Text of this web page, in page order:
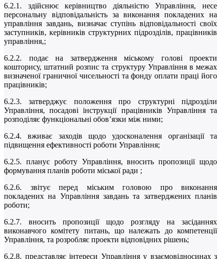
6.2.1. здійснює керівництво діяльністю Управління, несе
персональну відповідальність за виконання покладених на
управління завдань, визначає ступінь відповідальності своїх
заступників, керівників структурних підрозділів, працівників
управління,;
6.2.2. подає на затвердження міському голові проекти
кошторису, штатний розпис та структуру Управління в межах
визначеної граничної чисельності та фонду оплати праці його
працівників;
6.2.3. затверджує положення про структурні підрозділи
Управління, посадові інструкції працівників Управління та
розподіляє функціональні обов’язки між ними;
6.2.4. вживає заходів щодо удосконалення організації та
підвищення ефективності роботи Управління;
6.2.5. планує роботу Управління, вносить пропозиції щодо
формування планів роботи міської ради ;
6.2.6. звітує перед міським головою про виконання
покладених на Управління завдань та затверджених планів
роботи;
6.2.7. вносить пропозиції щодо розгляду на засіданнях
виконавчого комітету питань, що належать до компетенції
Управління, та розробляє проекти відповідних рішень;
6.2.8. представляє інтереси Управління у взаємовідносинах з